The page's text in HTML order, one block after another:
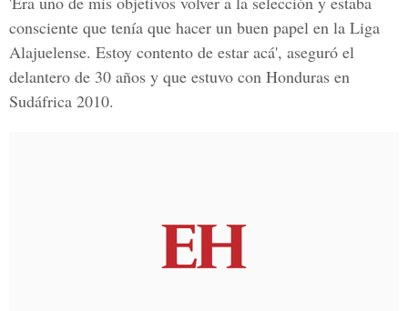
consciente que tenía que hacer un buen papel en la Liga
Alajuelense. Estoy contento de estar acá', aseguró el
delantero de 30 años y que estuvo con Honduras en
Sudáfrica 2010.